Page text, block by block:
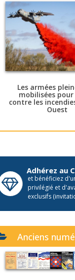
Les armées
mobilisées
contre les
Ouest
Adhérez au
et bénéficiez
privilégié et
exclusifs
Anciens